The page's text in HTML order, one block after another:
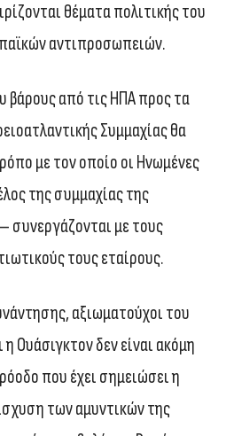
θέματα πολιτικής του
αντιπροσωπειών.
βάρους από τις ΗΠΑ προς τα
Συμμαχίας θα
με τον οποίο οι Ηνωμένες
της συμμαχίας της
συνεργάζονται με τους
τους εταίρους.
αξιωματούχοι του
Ουάσιγκτον δεν είναι ακόμη
που έχει σημειώσει η
των αμυντικών της